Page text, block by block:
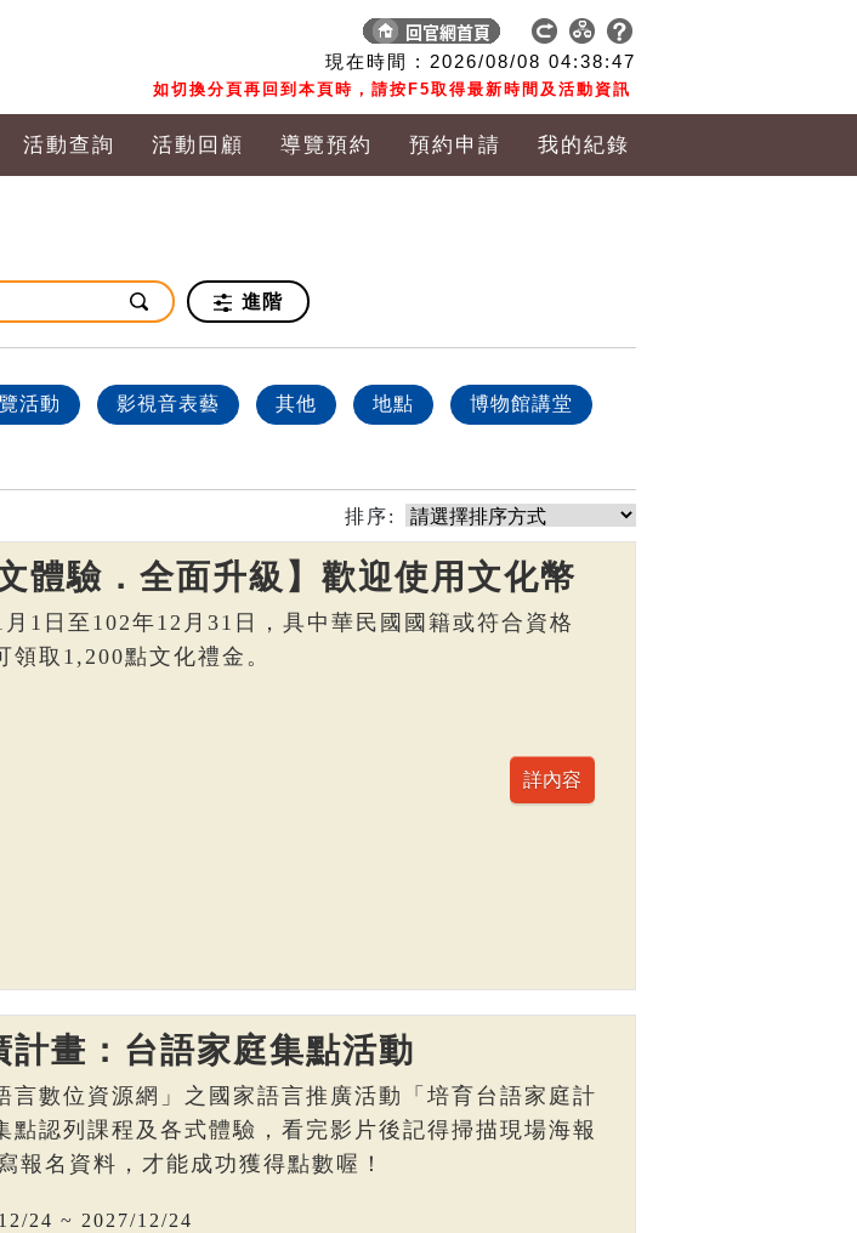
現在時間 : 2026/08/08 04:38:47
如切換分頁再回到本頁時，請按F5取得最新時間及活動資訊
活動查詢 活動回顧 導覽預約 預約申請 我的紀錄
進階
活動 影視音表藝 其他 地點 博物館講堂
排序:
體驗．全面升級】歡迎使用文化幣
1日至102年12月31日，具中華民國國籍或符合資格
領取1,200點文化禮金。
計畫：台語家庭集點活動
言數位資源網」之國家語言推廣活動「培育台語家庭計
點認列課程及各式體驗，看完影片後記得掃描現場海報
報名資料，才能成功獲得點數喔！
24 ~ 2027/12/24